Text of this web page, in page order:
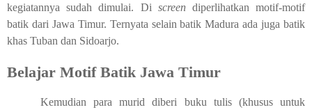
kegiatannya sudah dimulai. Di screen diperlihatkan motif-motif
batik dari Jawa Timur. Ternyata selain batik Madura ada juga batik
khas Tuban dan Sidoarjo.
Belajar Motif Batik Jawa Timur
Kemudian para murid diberi buku tulis (khusus untuk